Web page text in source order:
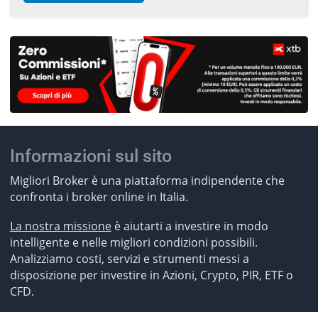
Informazioni sul sito
Migliori Broker è una piattaforma indipendente che
confronta i broker online in Italia.
La nostra missioneè aiutarti a investire in modo
intelligente e nelle migliori condizioni possibili.
Analizziamo costi, servizi e strumenti messi a
disposizione per investire in Azioni, Crypto, PIR, ETF o
CFD.